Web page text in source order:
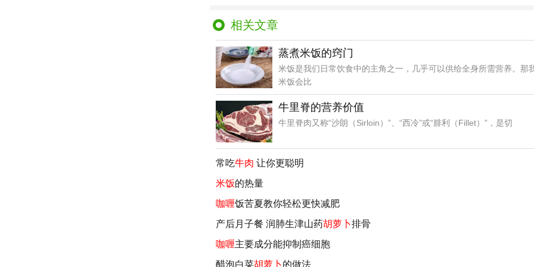
相关文章
蒸煮米饭的窍门
米饭是我们日常饮食中的主角之一，几乎可以供给全身所需营养。那
米饭会比
牛里脊的营养价值
牛里脊肉又称“沙朗（Sirloin）”、“西冷”或“腓利（Fillet）”，是切
常吃牛肉 让你更聪明
米饭的热量
咖喱饭苦夏教你轻松更快减肥
产后月子餐 润肺生津山药胡萝卜排骨
咖喱主要成分能抑制癌细胞
醋泡白菜胡萝卜的做法